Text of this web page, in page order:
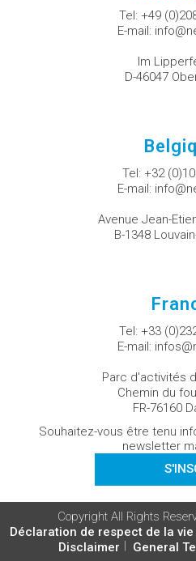
Tel: +49
E-mail:
Im
D-46047
Tel: +32
E-mail:
Avenue Jean-
B-1348
Tel: +33
E-mail:
Parc d'activités
Chemin du
FR-76160
Souhaitez-vous être tenu
newsletter
Copyright All Rights
Déclaration de respect de la vie
Disclaimer
General